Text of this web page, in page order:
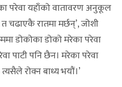
परेवा यहाँको वातावरण अनुकूल
रातमा मर्छन्’, जोशी
डोकोका डोको मरेका परेवा
पाटी पनि छैन। मरेका परेवा
रोक्न बाध्य भयौं।’